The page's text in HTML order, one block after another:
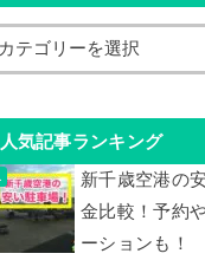
人気記事ランキング
新千歳空港の
金比較！予約
ーションも！